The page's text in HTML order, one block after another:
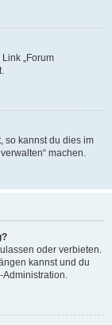
„Forum
so kannst du dies im
machen.
oder verbieten.
kannst und du